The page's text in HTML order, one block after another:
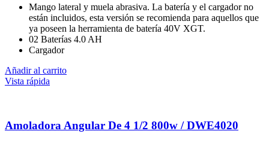
Mango lateral y muela abrasiva. La batería y el cargador no
están incluidos, esta versión se recomienda para aquellos que
ya poseen la herramienta de batería 40V XGT.
02 Baterías 4.0 AH
Cargador
Añadir al carrito
Vista rápida
Amoladora Angular De 4 1/2 800w / DWE4020